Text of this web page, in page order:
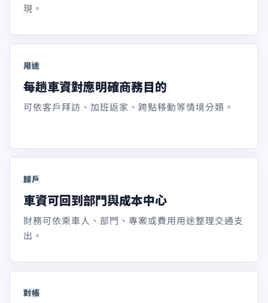
現。
用途
每趟車資對應明確商務目的
可依客戶拜訪、加班返家、跨點移動等情境分類。
歸戶
車資可回到部門與成本中心
財務可依乘車人、部門、專案或費用用途整理交通支
出。
對帳